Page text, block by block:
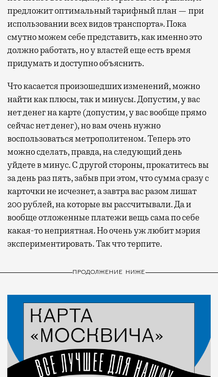
предложит оптимальный тарифный план — при
использовании всех видов транспорта». Пока
смутно можем себе представить, как именно это
должно работать, но у властей еще есть время
придумать и доступно объяснить.
Что касается произошедших изменений, можно
найти как плюсы, так и минусы. Допустим, у вас
нет денег на карте (допустим, у вас вообще прямо
сейчас нет денег), но вам очень нужно
воспользоваться метрополитеном. Теперь это
можно сделать, правда, на следующий день
уйдете в минус. С другой стороны, прокатитесь вы
за день раз пять, забыв при этом, что сумма сразу с
карточки не исчезнет, а завтра вас разом лишат
200 рублей, на которые вы рассчитывали. Да и
вообще отложенные платежи вещь сама по себе
какая-то неприятная. Но очень уж любит мэрия
экспериментировать. Так что терпите.
ПРОДОЛЖЕНИЕ НИЖЕ